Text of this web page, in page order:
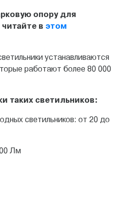
опору для
в этом
устанавливаются
работают более 80 000
таких светильников:
светильников: от 20 до
Лм